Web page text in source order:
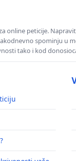
online peticije.
spominju u
tako i kod